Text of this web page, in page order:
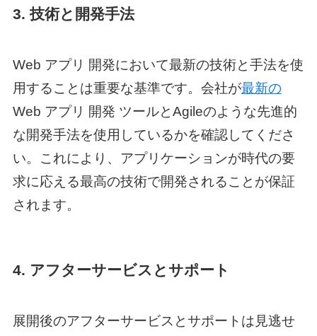
3. 技術と開発手法
Web アプリ 開発において最新の技術と手法を使
用することは重要な基準です。会社が最新の
Web アプリ 開発 ツールとAgileのような先進的
な開発手法を使用しているかを確認してくださ
い。これにより、アプリケーションが時代の要
求に応える最高の技術で開発されることが保証
されます。
4. アフターサービスとサポート
展開後のアフターサービスとサポートは見逃せ